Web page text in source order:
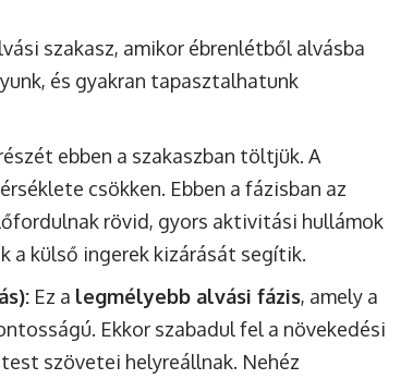
szakasz, amikor ébrenlétből alvásba
és gyakran tapasztalhatunk
ebben a szakaszban töltjük. A
csökken. Ebben a fázisban az
rövid, gyors aktivitási hullámok
a külső ingerek kizárását segítik.
Ez a legmélyebb alvási fázis, amely a
Ekkor szabadul fel a növekedési
szövetei helyreállnak. Nehéz